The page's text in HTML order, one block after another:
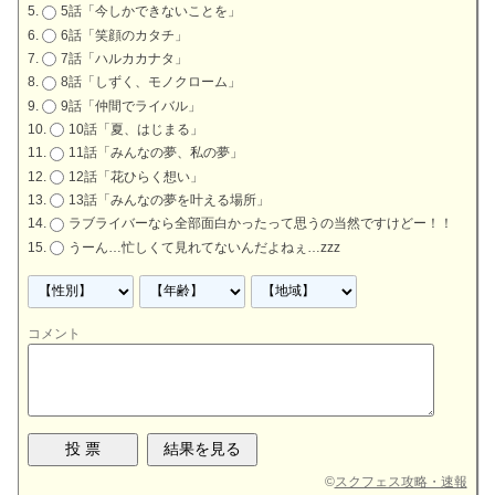
5話「今しかできないことを」
6話「笑顔のカタチ」
7話「ハルカカナタ」
8話「しずく、モノクローム」
9話「仲間でライバル」
10話「夏、はじまる」
11話「みんなの夢、私の夢」
12話「花ひらく想い」
13話「みんなの夢を叶える場所」
ラブライバーなら全部面白かったって思うの当然ですけどー！！
うーん…忙しくて見れてないんだよねぇ…zzz
コメント
©スクフェス攻略・速報